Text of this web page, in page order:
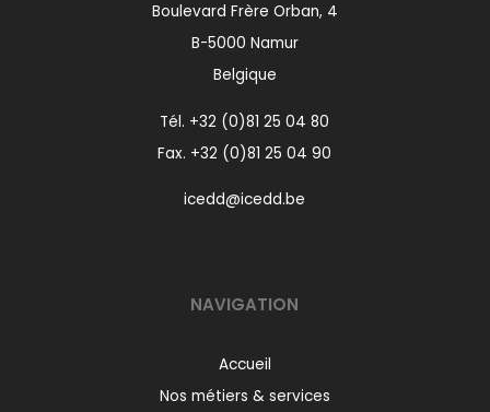
Boulevard Frère Orban, 4
B-5000 Namur
Belgique
Tél. +32 (0)81 25 04 80
Fax. +32 (0)81 25 04 90
icedd@icedd.be
NAVIGATION
Accueil
Nos métiers & services